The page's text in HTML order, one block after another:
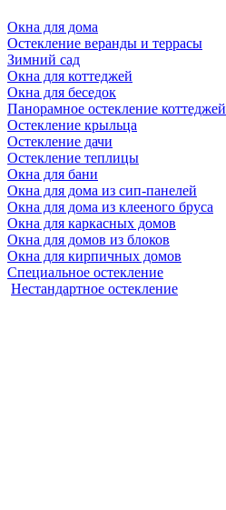
Окна для дома
Остекление веранды и террасы
Зимний сад
Окна для коттеджей
Окна для беседок
Панорамное остекление коттеджей
Остекление крыльца
Остекление дачи
Остекление теплицы
Окна для бани
Окна для дома из сип-панелей
Окна для дома из клееного бруса
Окна для каркасных домов
Окна для домов из блоков
Окна для кирпичных домов
Специальное остекление
Нестандартное остекление